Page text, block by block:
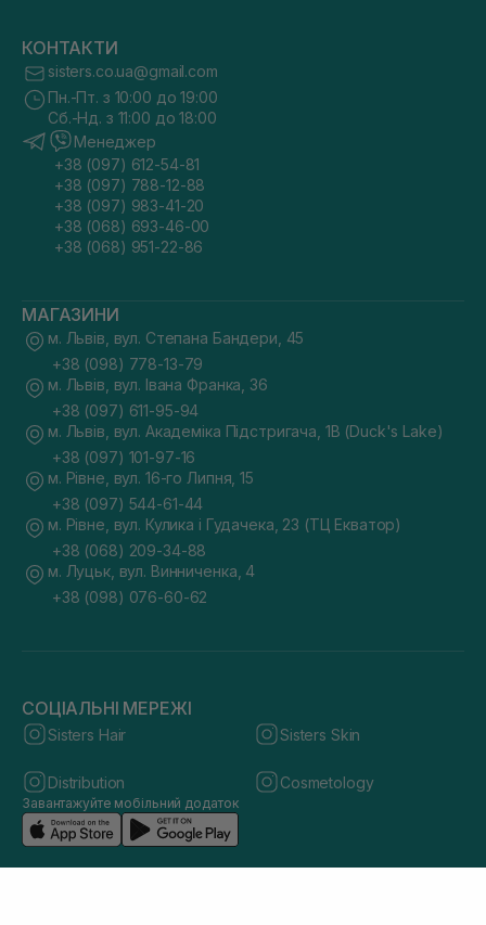
КОНТАКТИ
sisters.co.ua@gmail.com
Пн.-Пт. з 10:00 до 19:00
Сб.-Нд. з 11:00 до 18:00
Менеджер
+38 (097) 612-54-81
+38 (097) 788-12-88
+38 (097) 983-41-20
+38 (068) 693-46-00
+38 (068) 951-22-86
МАГАЗИНИ
м. Львів, вул. Степана Бандери, 45
+38 (098) 778-13-79
м. Львів, вул. Івана Франка, 36
+38 (097) 611-95-94
м. Львів, вул. Академіка Підстригача, 1В (Duck's Lake)
+38 (097) 101-97-16
м. Рівне, вул. 16-го Липня, 15
+38 (097) 544-61-44
м. Рівне, вул. Кулика і Гудачека, 23 (ТЦ Екватор)
+38 (068) 209-34-88
м. Луцьк, вул. Винниченка, 4
+38 (098) 076-60-62
СОЦІАЛЬНІ МЕРЕЖІ
Sisters Hair Sisters Skin
Distribution Cosmetology
Завантажуйте мобільний додаток